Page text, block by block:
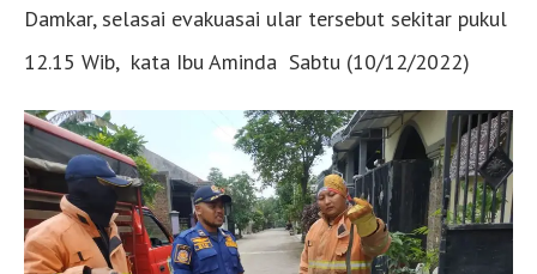
Damkar, selasai evakuasai ular tersebut sekitar pukul
12.15 Wib, kata Ibu Aminda Sabtu (10/12/2022)